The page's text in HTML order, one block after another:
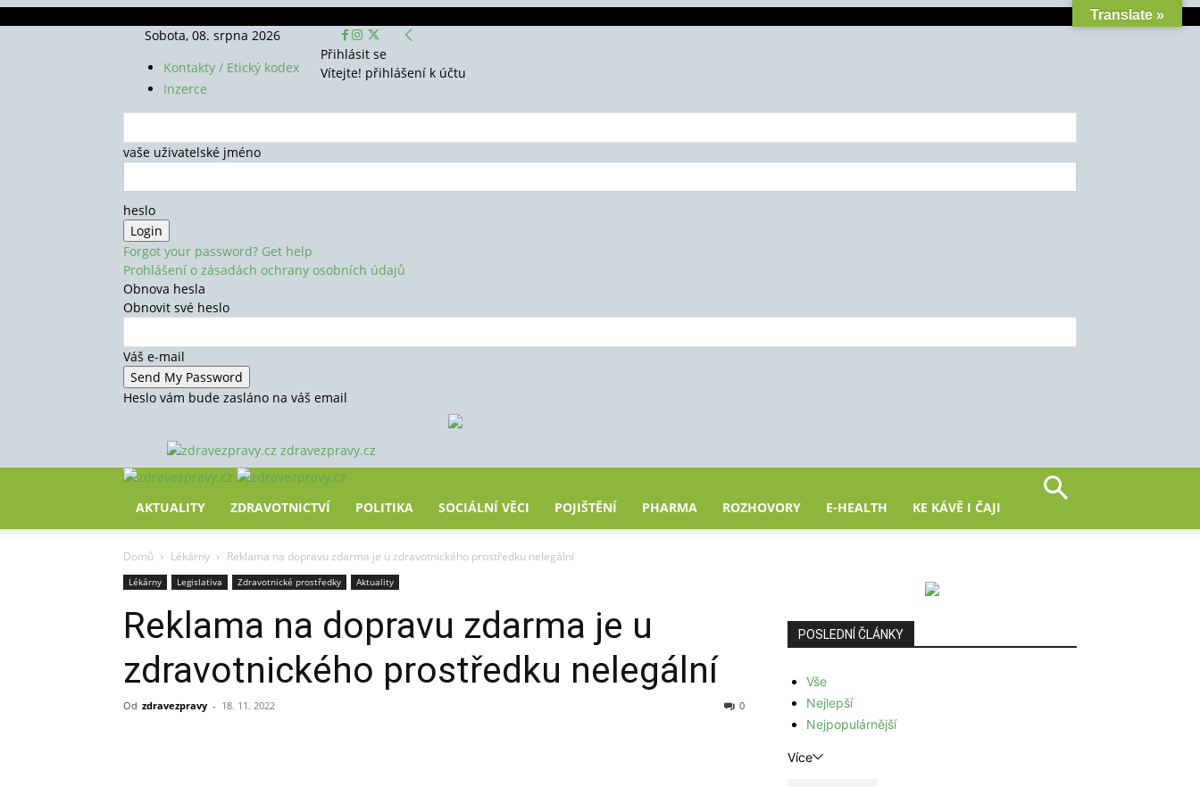
Sobota, 08. srpna 2026
Kontakty / Etický kodex
Inzerce
Přihlásit se
Vítejte! přihlášení k účtu
vaše uživatelské jméno
heslo
Forgot your password? Get help
Prohlášení o zásadách ochrany osobních údajů
Obnova hesla
Obnovit své heslo
Váš e-mail
Heslo vám bude zasláno na váš email
zdravezpravy.cz
AKTUALITY ZDRAVOTNICTVÍ POLITIKA SOCIÁLNÍ VĚCI POJIŠTĚNÍ PHARMA ROZHOVORY E-HEALTH KE KÁVĚ I ČAJI
Domů Lékárny Reklama na dopravu zdarma je u zdravotnického prostředku nelegální
Lékárny Legislativa Zdravotnické prostředky Aktuality
Reklama na dopravu zdarma je u
zdravotnického prostředku nelegální
Od zdravezpravy - 18. 11. 2022 0
POSLEDNÍ ČLÁNKY
Vše
Nejlepší
Nejpopulárnější
Více
Translate »